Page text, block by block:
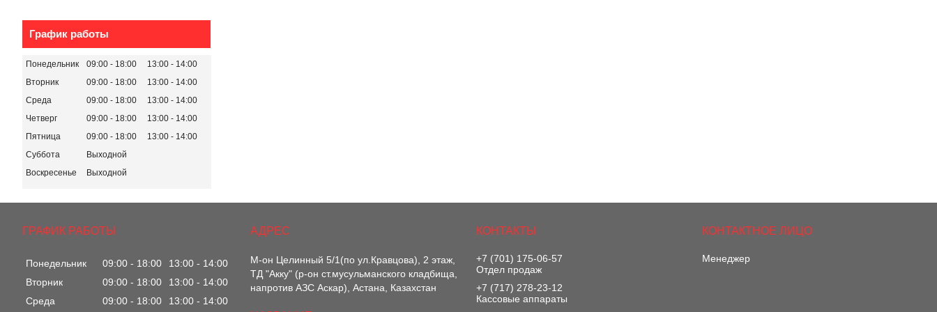
График работы
Понедельник 09:00 18:00 13:00
14:00
Вторник
09:00 18:00 13:00
14:00
Среда
09:00 18:00 13:00
14:00
Четверг
09:00 18:00 13:00
14:00
Пятница
09:00 18:00 13:00
14:00
Суббота
Выходной
Воскресенье
Выходной
ГРАФИК РАБОТЫ
Понедельник 09:00 18:00 13:00
14:00
Вторник
09:00 18:00 13:00
14:00
Среда
09:00 18:00 13:00 14:00
М-он Целинный 5/1(по ул.Кравцова), 2 этаж,
ТД "Акку" (р-он ст.мусульманского кладбища,
напротив АЗС Аскар), Астана, Казахстан
+7 (701) 175-06-57
Отдел продаж
+7 (717) 278-23-12
Кассовые аппараты
Менеджер